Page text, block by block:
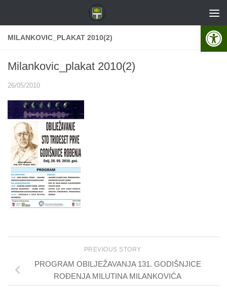
MILANKOVIC_PLAKAT 2010(2)
Milankovic_plakat 2010(2)
26/05/2010
PREVIOUS STORY
PROGRAM OBILJEŽAVANJA 131. GODIŠNJICE
ROĐENJA MILUTINA MILANKOVIĆA